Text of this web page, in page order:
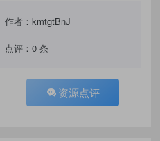
作者：kmtgtBnJ
点评：0 条
资源点评